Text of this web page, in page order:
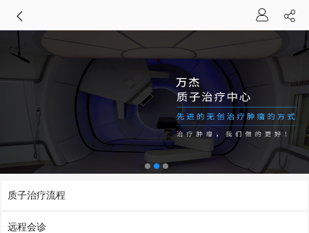
质子治疗流程
远程会诊